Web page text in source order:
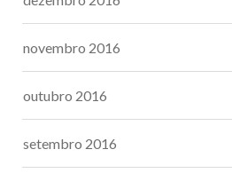
novembro 2016
outubro 2016
setembro 2016